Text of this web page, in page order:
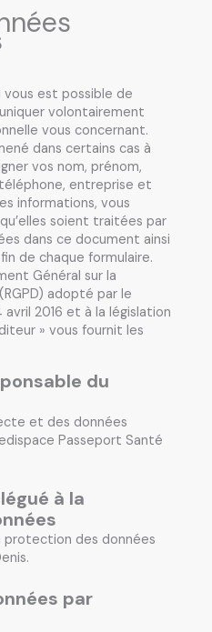
vous est possible de
volontairement
vous concernant.
dans certains cas à
vos nom, prénom,
entreprise et
informations, vous
soient traitées par
dans ce document ainsi
de chaque formulaire.
Général sur la
adopté par le
2016 et à la législation
» vous fournit les
du
et des données
Passeport Santé
à la
protection des données
par